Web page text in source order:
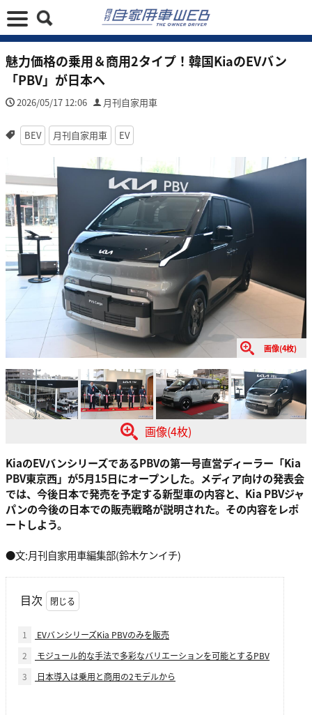
魅力価格の乗用＆商用2タイプ！韓国KiaのEVバン
「PBV」が日本へ
2026/05/17 12:06 月刊自家用車
BEV 月刊自家用車 EV
画像(4枚)
画像(4枚)
KiaのEVバンシリーズであるPBVの第一号直営ディーラー「Kia
PBV東京西」が5月15日にオープンした。メディア向けの発表会
では、今後日本で発売を予定する新型車の内容と、Kia PBVジャ
パンの今後の日本での販売戦略が説明された。その内容をレポ
ートしよう。
●文:月刊自家用車編集部(鈴木ケンイチ)
目次
1
EVバンシリーズKia PBVのみを販売
2
モジュール的な手法で多彩なバリエーションを可能とするPBV
3
日本導入は乗用と商用の2モデルから